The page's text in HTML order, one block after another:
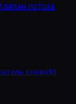
потока
сновx14